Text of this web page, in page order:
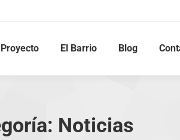
El Barrio Blog
Noticias